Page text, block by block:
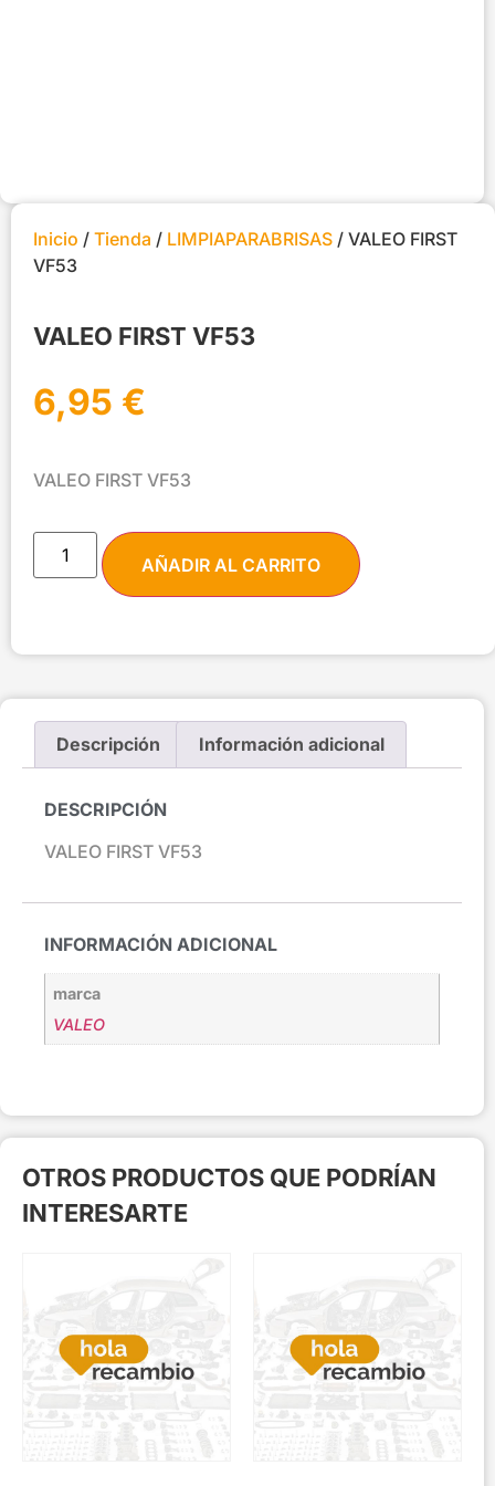
Inicio / Tienda / LIMPIAPARABRISAS / VALEO FIRST
VF53
VALEO FIRST VF53
6,95 €
VALEO FIRST VF53
AÑADIR AL CARRITO
Descripción Información adicional
DESCRIPCIÓN
VALEO FIRST VF53
INFORMACIÓN ADICIONAL
marca
VALEO
OTROS PRODUCTOS QUE PODRÍAN
INTERESARTE